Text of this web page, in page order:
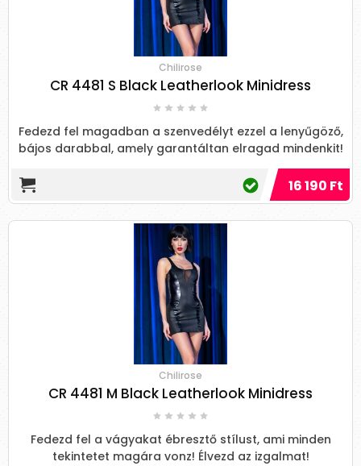
Chilirose
CR 4481 S Black Leatherlook Minidress
Fedezd fel magadban a szenvedélyt ezzel a lenyűgöző,
bájos darabbal, amely garantáltan elragad mindenkit!
16 190 Ft
Chilirose
CR 4481 M Black Leatherlook Minidress
Fedezd fel a vágyakat ébresztő stílust, ami minden
tekintetet magára vonz! Élvezd az izgalmat!